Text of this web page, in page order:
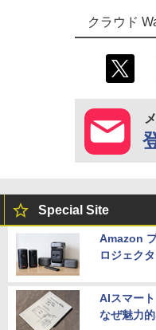
クラウド
Special Site
Amazon
ロジェク
AIスマー
なぜ魅力